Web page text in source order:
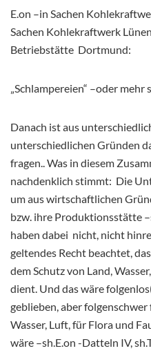
E.on –in Sachen
Sachen Kohlekraftwerk
Betriebstätte Dortmund:
„Schlampereien“ –oder
Danach ist aus
unterschiedlichen Gründen
fragen.. Was in diesem
nachdenklich stimmt: Die
um aus wirtschaftlichen
bzw. ihre Produktionsstätte
haben dabei nicht, nicht
geltendes Recht beachtet,
dem Schutz von Land,
dient. Und das wäre
geblieben, aber
Wasser, Luft, für Flora und
wäre –sh.E.on -Datteln IV,